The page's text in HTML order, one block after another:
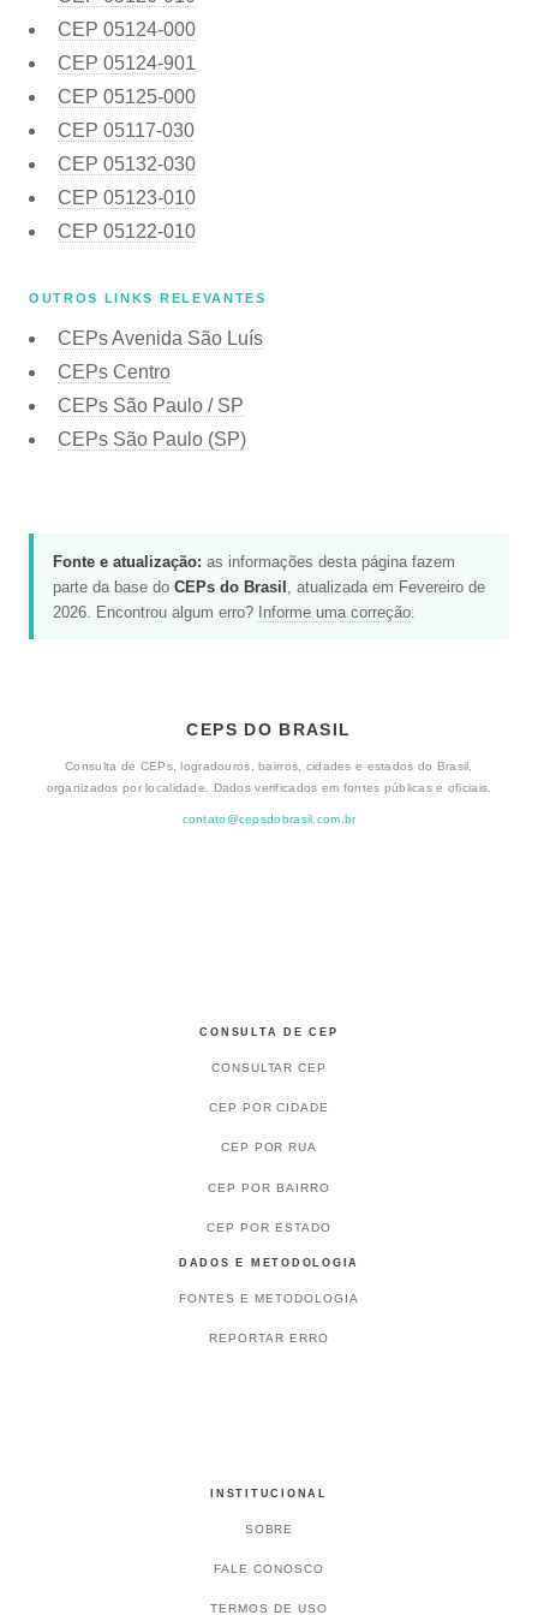
CEP 05124-000
CEP 05124-901
CEP 05125-000
CEP 05117-030
CEP 05132-030
CEP 05123-010
CEP 05122-010
OUTROS LINKS RELEVANTES
CEPs Avenida São Luís
CEPs Centro
CEPs São Paulo / SP
CEPs São Paulo (SP)
Fonte e atualização: as informações desta página fazem
parte da base do CEPs do Brasil , atualizada em Fevereiro de
2026. Encontrou algum erro? Informe uma correção
CEPS DO BRASIL
Consulta de CEPs, logradouros, bairros, cidades e estados do Brasil,
organizados por localidade. Dados verificados em fontes públicas e oficiais.
contato@cepsdobrasil.com.br
CONSULTA DE CEP
CONSULTAR CEP
CEP POR CIDADE
CEP POR RUA
CEP POR BAIRRO
CEP POR ESTADO
DADOS E METODOLOGIA
FONTES E METODOLOGIA
REPORTAR ERRO
INSTITUCIONAL
SOBRE
FALE CONOSCO
TERMOS DE USO